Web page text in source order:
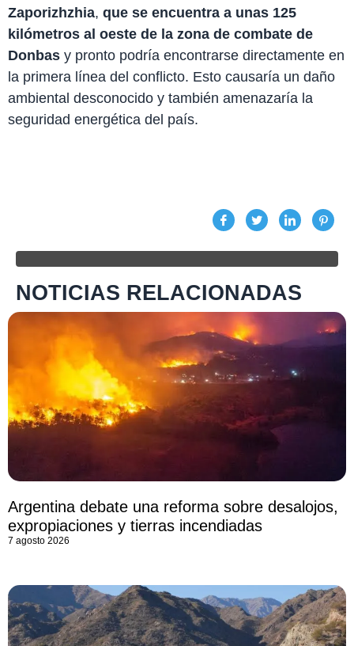
Zaporizhzhia, que se encuentra a unas 125
kilómetros al oeste de la zona de combate de
Donbas y pronto podría encontrarse directamente en
la primera línea del conflicto. Esto causaría un daño
ambiental desconocido y también amenazaría la
seguridad energética del país.
NOTICIAS RELACIONADAS
Argentina debate una reforma sobre desalojos,
expropiaciones y tierras incendiadas
7 agosto 2026